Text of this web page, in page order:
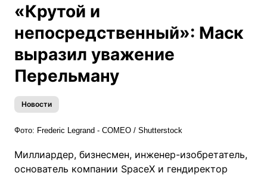
«Крутой и
непосредственный»: Маск
выразил уважение
Перельману
Новости
Фото: Frederic Legrand - COMEO / Shutterstock
Миллиардер, бизнесмен, инженер-изобретатель,
основатель компании SpaceX и гендиректор